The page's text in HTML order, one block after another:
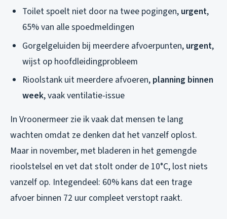
Toilet spoelt niet door na twee pogingen, urgent,
65% van alle spoedmeldingen
Gorgelgeluiden bij meerdere afvoerpunten, urgent,
wijst op hoofdleidingprobleem
Rioolstank uit meerdere afvoeren, planning binnen
week, vaak ventilatie-issue
In Vroonermeer zie ik vaak dat mensen te lang
wachten omdat ze denken dat het vanzelf oplost.
Maar in november, met bladeren in het gemengde
rioolstelsel en vet dat stolt onder de 10°C, lost niets
vanzelf op. Integendeel: 60% kans dat een trage
afvoer binnen 72 uur compleet verstopt raakt.